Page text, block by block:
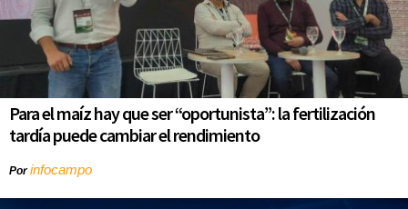
Para el maíz hay que ser “oportunista”: la fertilización
tardía puede cambiar el rendimiento
Porinfocampo